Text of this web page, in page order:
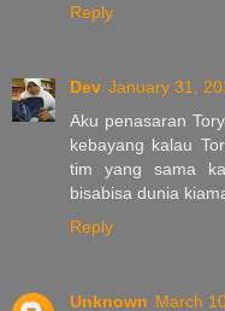
Reply
Dev January 31,
Aku penasaran
kebayang kalau
tim yang sama
bisabisa dunia
Reply
Unknown March